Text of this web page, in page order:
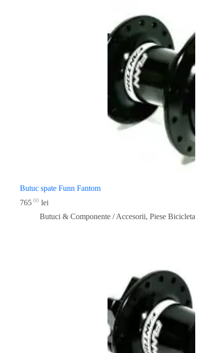
Butuc spate Funn Fantom
765 00 lei
Butuci & Componente / Accesorii, Piese Bicicleta